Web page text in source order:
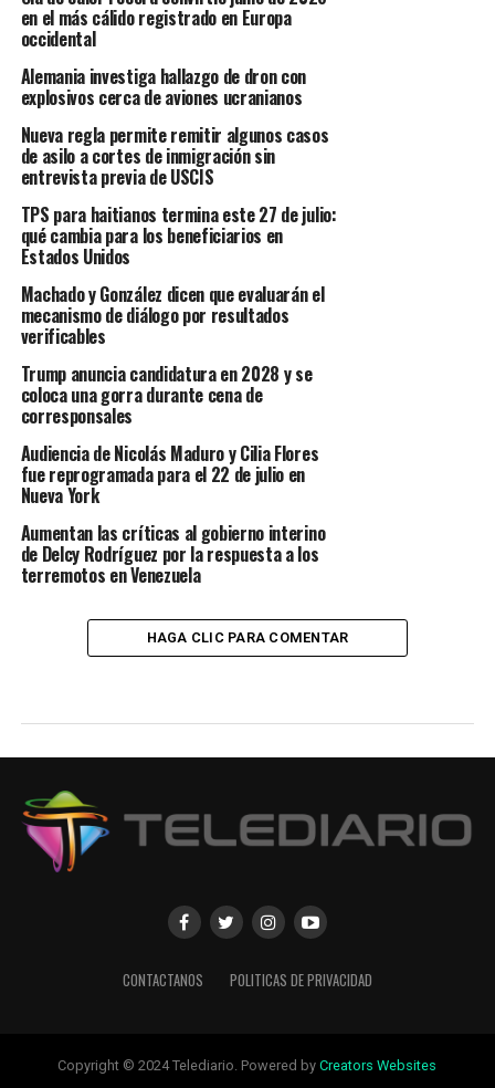
en el más cálido registrado en Europa
occidental
Alemania investiga hallazgo de dron con
explosivos cerca de aviones ucranianos
Nueva regla permite remitir algunos casos
de asilo a cortes de inmigración sin
entrevista previa de USCIS
TPS para haitianos termina este 27 de julio:
qué cambia para los beneficiarios en
Estados Unidos
Machado y González dicen que evaluarán el
mecanismo de diálogo por resultados
verificables
Trump anuncia candidatura en 2028 y se
coloca una gorra durante cena de
corresponsales
Audiencia de Nicolás Maduro y Cilia Flores
fue reprogramada para el 22 de julio en
Nueva York
Aumentan las críticas al gobierno interino
de Delcy Rodríguez por la respuesta a los
terremotos en Venezuela
HAGA CLIC PARA COMENTAR
CONTACTANOS POLITICAS DE PRIVACIDAD
Copyright © 2024 Telediario. Powered byCreators Websites